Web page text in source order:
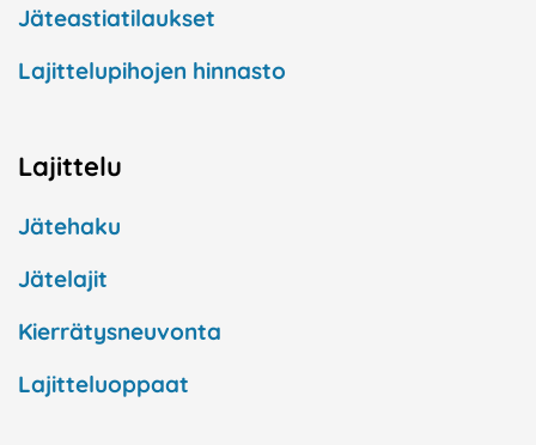
Jäteastiatilaukset
Lajittelupihojen hinnasto
Lajittelu
Jätehaku
Jätelajit
Kierrätysneuvonta
Lajitteluoppaat